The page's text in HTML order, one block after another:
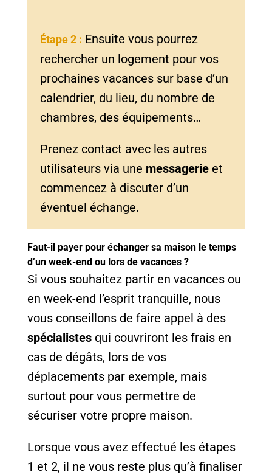
Étape 2 : Ensuite vous pourrez
rechercher un logement pour vos
prochaines vacances sur base d’un
calendrier, du lieu, du nombre de
chambres, des équipements…
Prenez contact avec les autres
utilisateurs via une messagerieet
commencez à discuter d’un
éventuel échange.
Faut-il payer pour échanger sa maison le temps
d’un week-end ou lors de vacances ?
Si vous souhaitez partir en vacances ou
en week-end l’esprit tranquille, nous
vous conseillons de faire appel à des
spécialistesqui couvriront les frais en
cas de dégâts, lors de vos
déplacements par exemple, mais
surtout pour vous permettre de
sécuriser votre propre maison.
Lorsque vous avez effectué les étapes
1 et 2, il ne vous reste plus qu’à finaliser